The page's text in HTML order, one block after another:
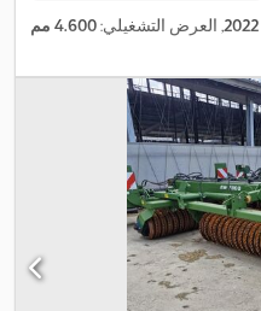
2022, العرض التشغيلي:4.600 مم